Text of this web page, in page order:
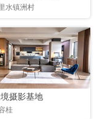
水镇洲村
摄影基地
桂